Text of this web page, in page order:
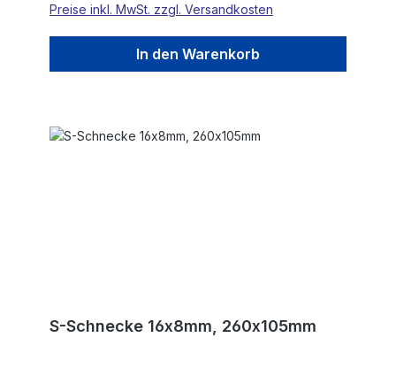
Preise inkl. MwSt. zzgl. Versandkosten
In den Warenkorb
S-Schnecke 16x8mm, 260x105mm